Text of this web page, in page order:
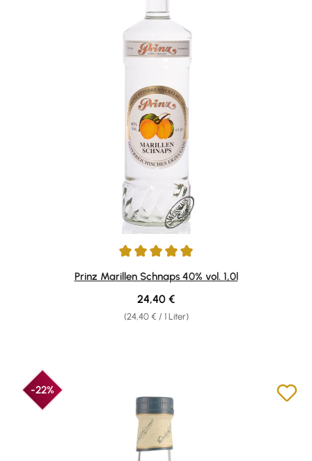
Durchschnittliche Bewertung von 4.89 von 5 Sternen
Prinz Marillen Schnaps 40% vol. 1,0l
(24,40 € / 1 Liter)
Regulärer Preis:
24,40 €
-22%